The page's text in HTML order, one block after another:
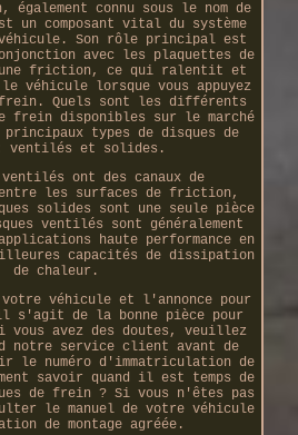
également connu sous le nom de
composant vital du système
Son rôle principal est
avec les plaquettes de
friction, ce qui ralentit et
lorsque vous appuyez
Quels sont les différents
frein disponibles sur le marché
types de disques de
et solides.
ventilés ont des canaux de
les surfaces de friction,
solides sont une seule pièce
ventilés sont généralement
haute performance en
capacités de dissipation
de chaleur.
véhicule et l'annonce pour
s'agit de la bonne pièce pour
vous avez des doutes, veuillez
notre service client avant de
le numéro d'immatriculation de
savoir quand il est temps de
de frein ? Si vous n'êtes pas
le manuel de votre véhicule
de montage agréée.